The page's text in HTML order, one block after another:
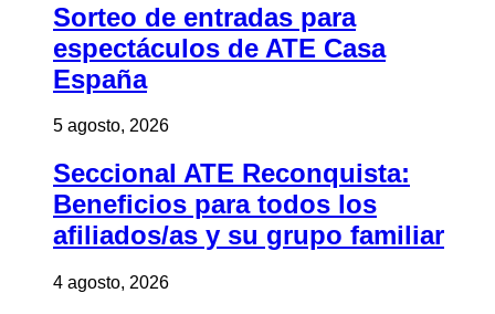
Sorteo de entradas para
espectáculos de ATE Casa
España
5 agosto, 2026
Seccional ATE Reconquista:
Beneficios para todos los
afiliados/as y su grupo familiar
4 agosto, 2026